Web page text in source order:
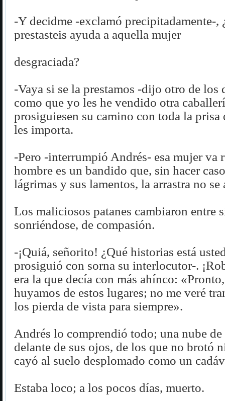
-Y decidme -exclamó precipitadamente-,
prestasteis ayuda a aquella mujer
desgraciada?
-Vaya si se la prestamos -dijo otro de los
como que yo les he vendido otra
prosiguiesen su camino con toda la prisa
les importa.
-Pero -interrumpió Andrés- esa mujer va
hombre es un bandido que, sin hacer
lágrimas y sus lamentos, la arrastra no se
Los maliciosos patanes cambiaron entre
sonriéndose, de compasión.
-¡Quiá, señorito! ¿Qué historias está
prosiguió con sorna su interlocutor-.
era la que decía con más ahínco:
huyamos de estos lugares; no me veré
los pierda de vista para siempre».
Andrés lo comprendió todo; una nube de
delante de sus ojos, de los que no brotó
cayó al suelo desplomado como un
Estaba loco; a los pocos días, muerto.